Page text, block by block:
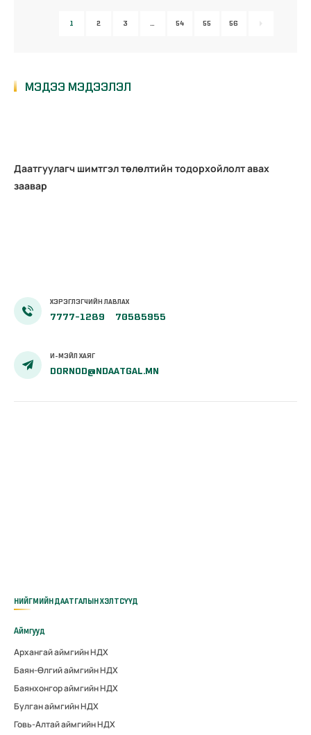
1 2 3 … 54 55 56
МЭДЭЭ МЭДЭЭЛЭЛ
Даатгуулагч шимтгэл төлөлтийн тодорхойлолт авах
заавар
ХЭРЭГЛЭГЧИЙН ЛАВЛАХ
7777-1289 70585955
И-МЭЙЛ ХАЯГ
DORNOD@NDAATGAL.MN
НИЙГМИЙН ДААТГАЛЫН ХЭЛТСҮҮД
Аймгууд
Архангай аймгийн НДХ
Баян-Өлгий аймгийн НДХ
Баянхонгор аймгийн НДХ
Булган аймгийн НДХ
Говь-Алтай аймгийн НДХ